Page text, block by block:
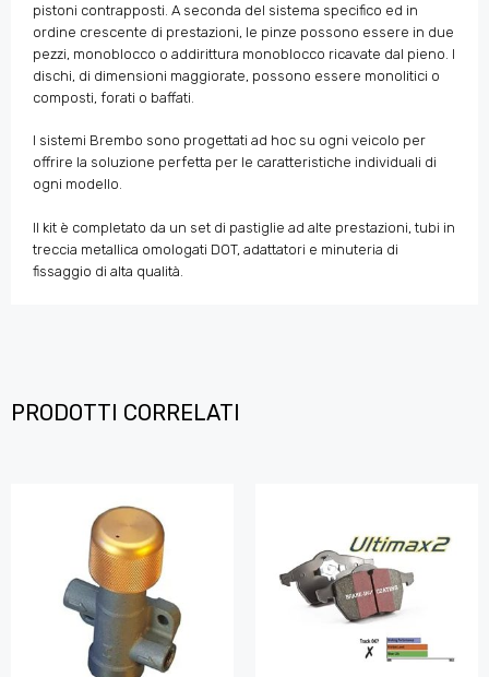
pistoni contrapposti. A seconda del sistema specifico ed in
ordine crescente di prestazioni, le pinze possono essere in due
pezzi, monoblocco o addirittura monoblocco ricavate dal pieno. I
dischi, di dimensioni maggiorate, possono essere monolitici o
composti, forati o baffati.
I sistemi Brembo sono progettati ad hoc su ogni veicolo per
offrire la soluzione perfetta per le caratteristiche individuali di
ogni modello.
Il kit è completato da un set di pastiglie ad alte prestazioni, tubi in
treccia metallica omologati DOT, adattatori e minuteria di
fissaggio di alta qualità.
PRODOTTI CORRELATI